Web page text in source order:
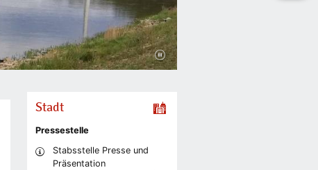
Stadt
Pressestelle
Stabsstelle Presse und
Präsentation